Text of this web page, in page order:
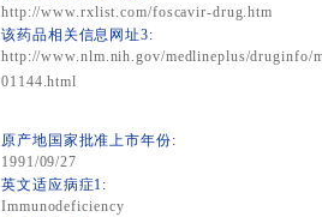
http://www.rxlist.com/foscavir-drug.htm
该药品相关信息网址3:
http://www.nlm.nih.gov/medlineplus/druginfo/
01144.html
原产地国家批准上市年份:
1991/09/27
英文适应病症1:
Immunodeficiency